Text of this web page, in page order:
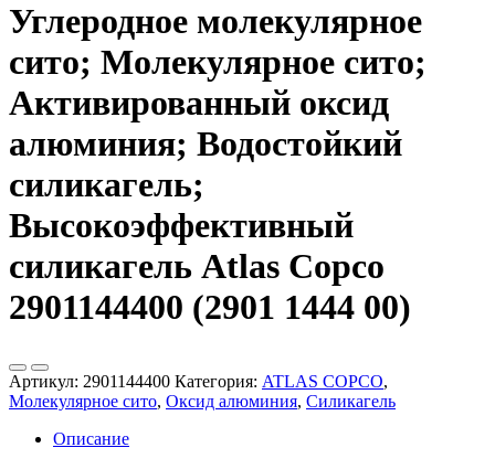
Углеродное молекулярное
сито; Молекулярное сито;
Активированный оксид
алюминия; Водостойкий
силикагель;
Высокоэффективный
силикагель Atlas Copco
2901144400 (2901 1444 00)
Артикул: 2901144400 Категория: ATLAS COPCO,
Молекулярное сито, Оксид алюминия, Силикагель
Описание